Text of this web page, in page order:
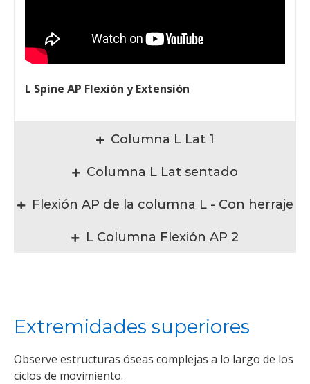
L Spine AP Flexión y Extensión
Columna L Lat 1
Columna L Lat sentado
Flexión AP de la columna L - Con herraje
L Columna Flexión AP 2
Extremidades superiores
Observe estructuras óseas complejas a lo largo de los
ciclos de movimiento.